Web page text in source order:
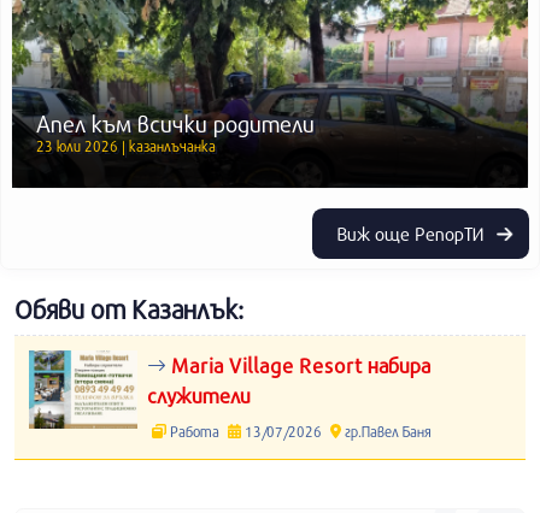
Апел към всички родители
23 юли 2026 | казанлъчанка
Виж още РепорТИ
Обяви от Казанлък:
Maria Village Resort набира
служители
Работа 13/07/2026 гр.Павел Баня